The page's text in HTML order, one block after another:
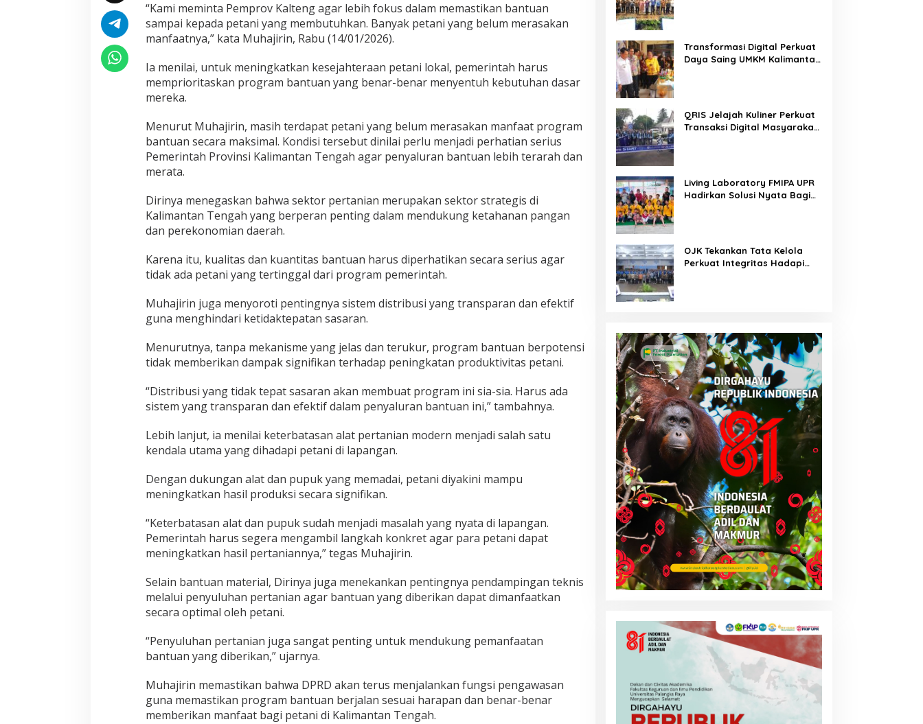
“Kami meminta Pemprov Kalteng agar lebih fokus dalam memastikan bantuan
sampai kepada petani yang membutuhkan. Banyak petani yang belum merasakan
manfaatnya,” kata Muhajirin, Rabu (14/01/2026).
Ia menilai, untuk meningkatkan kesejahteraan petani lokal, pemerintah harus
memprioritaskan program bantuan yang benar-benar menyentuh kebutuhan dasar
mereka.
Menurut Muhajirin, masih terdapat petani yang belum merasakan manfaat program
bantuan secara maksimal. Kondisi tersebut dinilai perlu menjadi perhatian serius
Pemerintah Provinsi Kalimantan Tengah agar penyaluran bantuan lebih terarah dan
merata.
Dirinya menegaskan bahwa sektor pertanian merupakan sektor strategis di
Kalimantan Tengah yang berperan penting dalam mendukung ketahanan pangan
dan perekonomian daerah.
Karena itu, kualitas dan kuantitas bantuan harus diperhatikan secara serius agar
tidak ada petani yang tertinggal dari program pemerintah.
Muhajirin juga menyoroti pentingnya sistem distribusi yang transparan dan efektif
guna menghindari ketidaktepatan sasaran.
Menurutnya, tanpa mekanisme yang jelas dan terukur, program bantuan berpotensi
tidak memberikan dampak signifikan terhadap peningkatan produktivitas petani.
“Distribusi yang tidak tepat sasaran akan membuat program ini sia-sia. Harus ada
sistem yang transparan dan efektif dalam penyaluran bantuan ini,” tambahnya.
Lebih lanjut, ia menilai keterbatasan alat pertanian modern menjadi salah satu
kendala utama yang dihadapi petani di lapangan.
Dengan dukungan alat dan pupuk yang memadai, petani diyakini mampu
meningkatkan hasil produksi secara signifikan.
“Keterbatasan alat dan pupuk sudah menjadi masalah yang nyata di lapangan.
Pemerintah harus segera mengambil langkah konkret agar para petani dapat
meningkatkan hasil pertaniannya,” tegas Muhajirin.
Selain bantuan material, Dirinya juga menekankan pentingnya pendampingan teknis
melalui penyuluhan pertanian agar bantuan yang diberikan dapat dimanfaatkan
secara optimal oleh petani.
“Penyuluhan pertanian juga sangat penting untuk mendukung pemanfaatan
bantuan yang diberikan,” ujarnya.
Muhajirin memastikan bahwa DPRD akan terus menjalankan fungsi pengawasan
guna memastikan program bantuan berjalan sesuai harapan dan benar-benar
memberikan manfaat bagi petani di Kalimantan Tengah.
Transformasi Digital Perkuat
Daya Saing UMKM Kalimantan
QRIS Jelajah Kuliner Perkuat
Transaksi Digital Masyarakat
Living Laboratory FMIPA UPR
Hadirkan Solusi Nyata Bagi
OJK Tekankan Tata Kelola
Perkuat Integritas Hadapi